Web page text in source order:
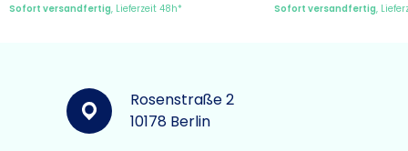
Sofort versandfertig, Lieferzeit 48h* Sofort versandfertig,
Rosenstraße 2
10178 Berlin